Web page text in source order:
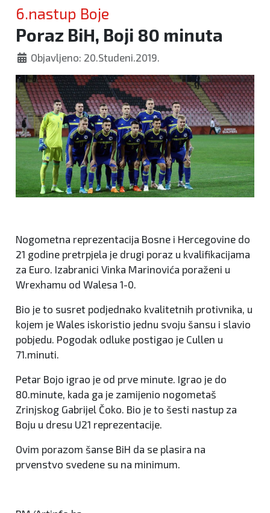
6.nastup Boje
Poraz BiH, Boji 80 minuta
Objavljeno: 20.Studeni.2019.
Nogometna reprezentacija Bosne i Hercegovine do
21 godine pretrpjela je drugi poraz u kvalifikacijama
za Euro. Izabranici Vinka Marinovića poraženi u
Wrexhamu od Walesa 1-0.
Bio je to susret podjednako kvalitetnih protivnika, u
kojem je Wales iskoristio jednu svoju šansu i slavio
pobjedu. Pogodak odluke postigao je Cullen u
71.minuti.
Petar Bojo igrao je od prve minute. Igrao je do
80.minute, kada ga je zamijenio nogometaš
Zrinjskog Gabrijel Čoko. Bio je to šesti nastup za
Boju u dresu U21 reprezentacije.
Ovim porazom šanse BiH da se plasira na
prvenstvo svedene su na minimum.